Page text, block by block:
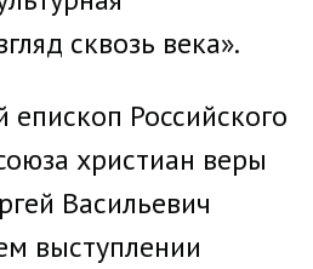
сквозь века».
Российского
христиан веры
Васильевич
выступлении